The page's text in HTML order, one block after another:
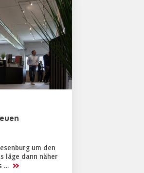
um den
läge dann näher
… >>